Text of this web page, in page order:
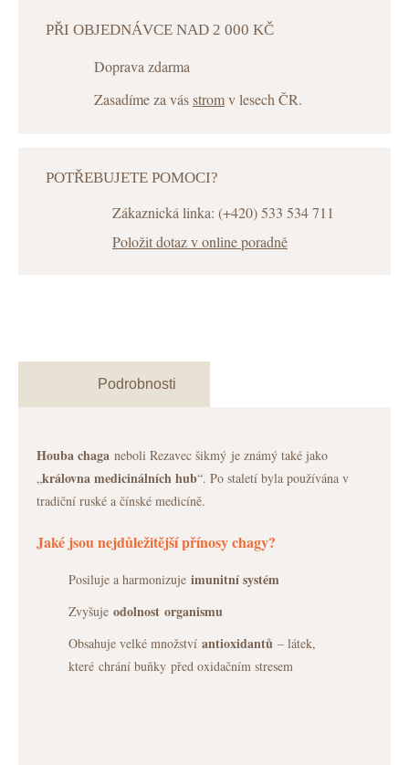
PŘI OBJEDNÁVCE NAD 2 000 KČ
Doprava zdarma
Zasadíme za vásstromv lesech ČR.
POTŘEBUJETE POMOCI?
Zákaznická linka: (+420) 533 534 711
Položit dotaz v online poradně
Podrobnosti
Houba chaga neboli Rezavec šikmý je známý také jako
„královna medicinálních hub“. Po staletí byla používána v
tradiční ruské a čínské medicíně.
Jaké jsou nejdůležitější přínosy chagy?
Posiluje a harmonizuje imunitní systém
Zvyšuje odolnost organismu
Obsahuje velké množství antioxidantů – látek,
které chrání buňky před oxidačním stresem